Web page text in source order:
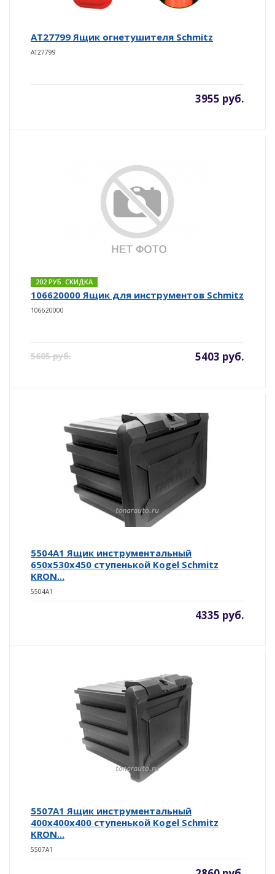
AT27799 Ящик огнетушителя Schmitz
AT27799
3955 руб.
202 РУБ. СКИДКА
106620000 Ящик для инструментов Schmitz
106620000
5605 руб. 5403 руб.
5504A1 Ящик инструментальный
650х530х450 ступенькой Kogel Schmitz
KRON...
5504A1
4335 руб.
5507A1 Ящик инструментальный
400х400х400 ступенькой Kogel Schmitz
KRON...
5507A1